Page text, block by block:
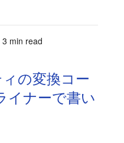
3 min read
の変換コー
イナーで書い